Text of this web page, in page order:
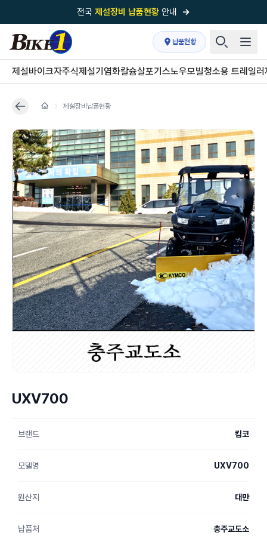
전국 제설장비 납품현황 안내 →
국내 1위 제설장비 제작 전문업체 (주)바이크원
제설 현장의 정답!다목적 차량의 표준!
전국제설장비 납품현황안내→
'국내 유일'의
전국이 선택한제설·다목적 장비 전문기업
납품현황
제설바이크자주식제설기 염화칼슘살포기 스노우모빌청소용 트레일러
제설장비납품현황
UXV700
브랜드 킴코
모델명 UXV700
원산지 대만
납품처 충주교도소